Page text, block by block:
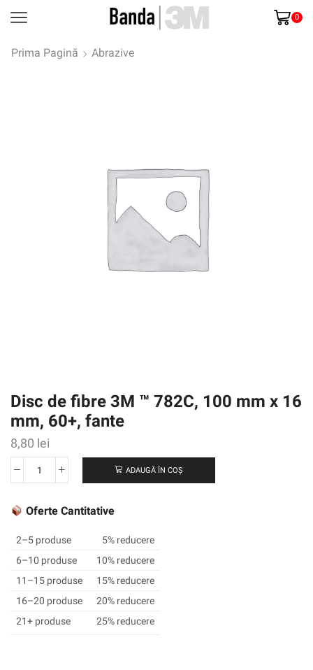
0
Prima Pagină Abrazive
Disc de fibre 3M ™ 782C, 100 mm x 16
mm, 60+, fante
8,80 lei
Cantitate
de
3M
782C,
100
mm
ADAUGĂ ÎN COȘ
Oferte Cantitative
2–5 produse
5% reducere
6–10 produse
10% reducere
11–15 produse
15% reducere
16–20 produse
20% reducere
21+ produse
25% reducere